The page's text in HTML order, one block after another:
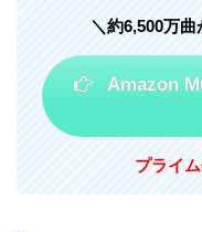
＼約6,500万
Amazon
プライ